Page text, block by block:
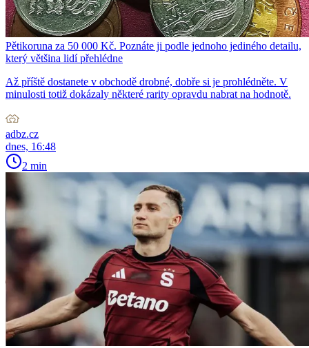
Pětikoruna za 50 000 Kč. Poznáte ji podle jednoho jediného detailu,
který většina lidí přehlédne
Až příště dostanete v obchodě drobné, dobře si je prohlédněte. V
minulosti totiž dokázaly některé rarity opravdu nabrat na hodnotě.
adbz.cz
dnes, 16:48
2 min